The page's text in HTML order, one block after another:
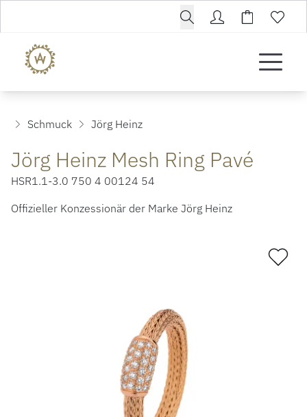
Schmuck Jörg Heinz
Jörg Heinz Mesh Ring Pavé
HSR1.1-3.0 750 4 00124 54
Offizieller Konzessionär der Marke Jörg Heinz